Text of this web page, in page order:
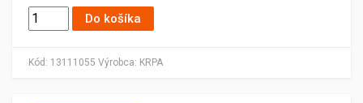
Kód: 13111055 Výrobca: KRPA
Do košíka